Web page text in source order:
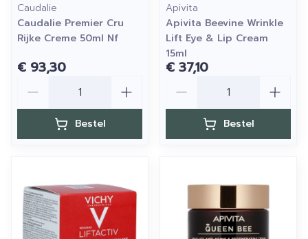
Caudalie
Caudalie Premier Cru
Rijke Creme 50ml Nf
€ 93,30
Bestel
Apivita
Apivita Beevine Wrinkle
Lift Eye & Lip Cream
15ml
€ 37,10
Bestel